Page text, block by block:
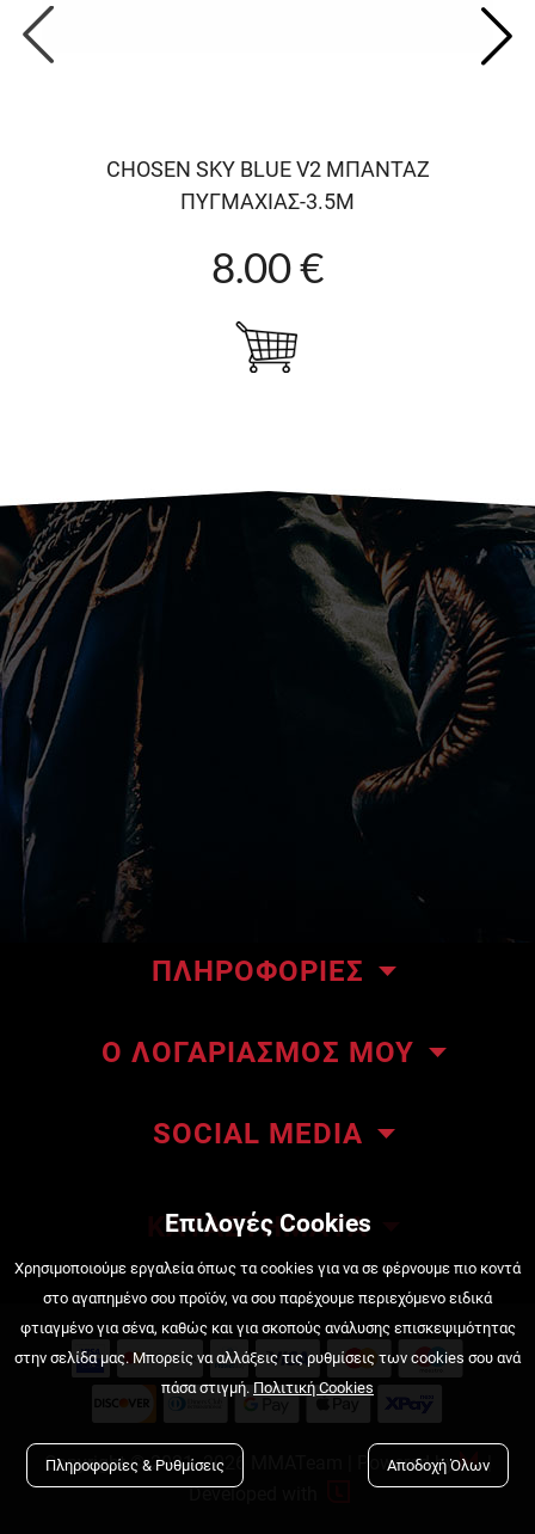
CHOSEN SKY BLUE V2 ΜΠΑΝΤΑΖ
ΠΥΓΜΑΧΙΑΣ-3.5M
8.00 €
ΠΛΗΡΟΦΟΡΙΕΣ
About ΜΜΑteam
Όροι Χρήσης
Τρόποι πληρωμής
Τρόποι αποστολής
Πολιτική Επιστροφών
Πολιτική Cookies
Ο ΛΟΓΑΡΙΑΣΜΟΣ ΜΟΥ
SOCIAL MEDIA
ΚΑΤΑΣΤΗΜΑΤΑ
Πειραιάς, Κουντουριώτου 222
210 4525720
Νέα Ιωνία, Πισιδίας 4
contact@mmateam.gr
Copyright © 2021-2026 MMATeam | Powered by|
Developed with
Επιλογές Cookies
Χρησιμοποιούμε εργαλεία όπως τα cookies για να σε φέρνουμε πιο κοντά
στο αγαπημένο σου προϊόν, να σου παρέχουμε περιεχόμενο ειδικά
φτιαγμένο για σένα, καθώς και για σκοπούς ανάλυσης επισκεψιμότητας
στην σελίδα μας. Μπορείς να αλλάξεις τις ρυθμίσεις των cookies σου ανά
πάσα στιγμή. Πολιτική Cookies
Πληροφορίες & Ρυθμίσεις Αποδοχή Όλων